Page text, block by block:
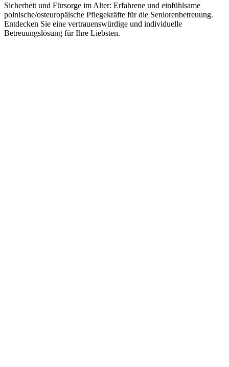
Sicherheit und Fürsorge im Alter: Erfahrene und einfühlsame
polnische/osteuropäische Pflegekräfte für die Seniorenbetreuung.
Entdecken Sie eine vertrauenswürdige und individuelle
Betreuungslösung für Ihre Liebsten.